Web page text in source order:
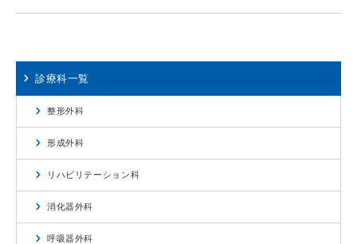
診療科一覧
整形外科
形成外科
リハビリテーション科
消化器外科
呼吸器外科